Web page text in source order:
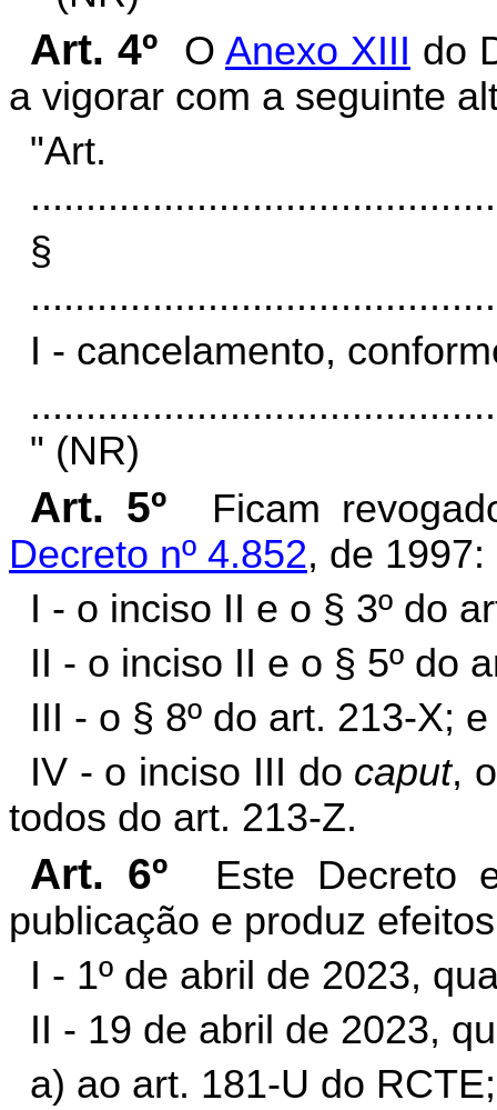
Art. 4º O Anexo XIII do
a vigorar com a seguinte
§
I - cancelamento,
" (NR)
Art. 5º
Ficam
Decreto nº 4.852, de 1997:
I - o inciso II e o § 3º do
II - o inciso II e o § 5º do
III - o § 8º do art. 213-X; e
IV - o inciso III do caput,
todos do art. 213-Z.
Art. 6º
Este Decreto
publicação e produz
I - 1º de abril de 2023,
II - 19 de abril de 2023,
a) ao art. 181-U do